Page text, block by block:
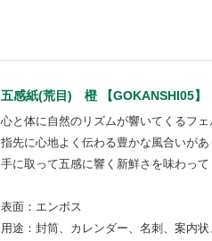
五感紙(荒目) 橙 【GOKANSHI05】
心と体に自然のリズムが響いてくるフェ
指先に心地よく伝わる豊かな風合いがあ
手に取って五感に響く新鮮さを味わって
表面：エンボス
用途：封筒、カレンダー、名刺、案内